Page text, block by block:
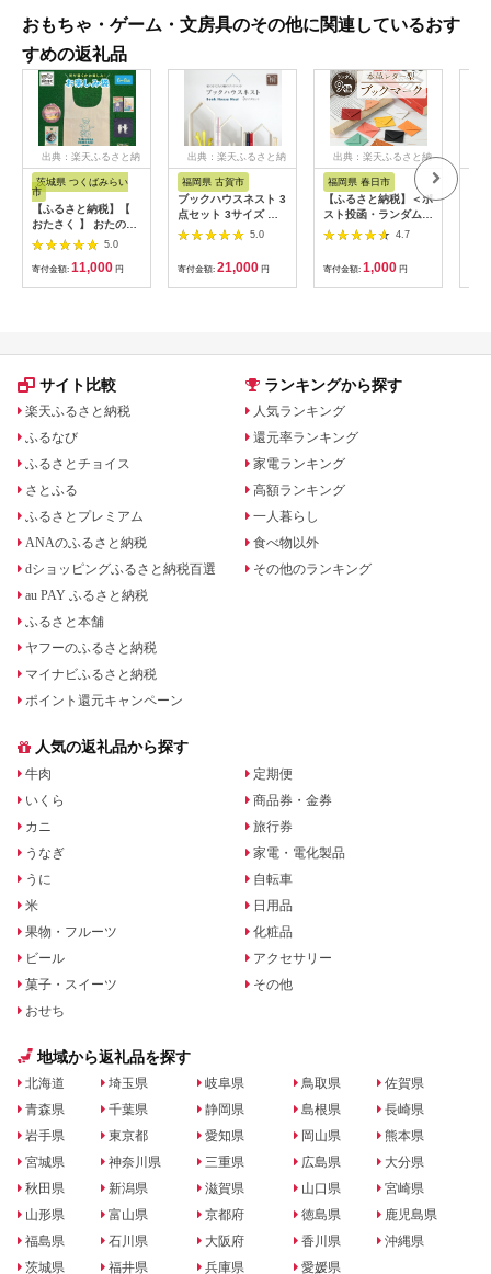
おもちゃ・ゲーム・文房具のその他に関連しているおす
すめの返礼品
出典：楽天ふるさと納
茨城県 つくばみらい
市
【ふるさと納税】【
おたさく 】 おたのし
み袋 6～8点 おたさく
ねこグッズ 福袋 雑貨
かわいい 猫 ねこ ネコ
猫グッズ ネコ好き に
5.0
寄付金額: 11,000 円
出典：楽天ふるさと納
福岡県 古賀市
ブックハウスネスト 3
点セット 3サイズ 本
立て 本の家 木製 本棚
マガジンラック ブッ
クエンド ブックスタ
ンド 新生活 増田桐箱
店 九州産 送料無料
5.0
寄付金額: 21,000 円
出典：楽天ふるさと納
福岡県 春日市
【ふるさと納税】＜ポ
スト投函・ランダム9
色＞国産本革レター型
おり 栞 ブラック キャ
メル レモン ペパーミ
ント ナチュラル オレ
り 男性 女性 レディー
【ksg1551】
4.7
寄付金額: 1,000 円
サイト比較
楽天ふるさと納税
ふるなび
ふるさとチョイス
さとふる
ふるさとプレミアム
ANAのふるさと納税
dショッピングふるさと納税百選
au PAY ふるさと納税
ふるさと本舗
ヤフーのふるさと納税
マイナビふるさと納税
ポイント還元キャンペーン
ランキングから探す
人気ランキング
還元率ランキング
家電ランキング
高額ランキング
一人暮らし
食べ物以外
その他のランキング
人気の返礼品から探す
牛肉
いくら
カニ
うなぎ
うに
米
果物・フルーツ
ビール
菓子・スイーツ
おせち
定期便
商品券・金券
旅行券
家電・電化製品
自転車
日用品
化粧品
アクセサリー
その他
地域から返礼品を探す
北海道
青森県
岩手県
宮城県
秋田県
山形県
福島県
茨城県
埼玉県
千葉県
東京都
神奈川県
新潟県
富山県
石川県
福井県
岐阜県
静岡県
愛知県
三重県
滋賀県
京都府
大阪府
兵庫県
鳥取県
島根県
岡山県
広島県
山口県
徳島県
香川県
愛媛県
佐賀県
長崎県
熊本県
大分県
宮崎県
鹿児島県
沖縄県